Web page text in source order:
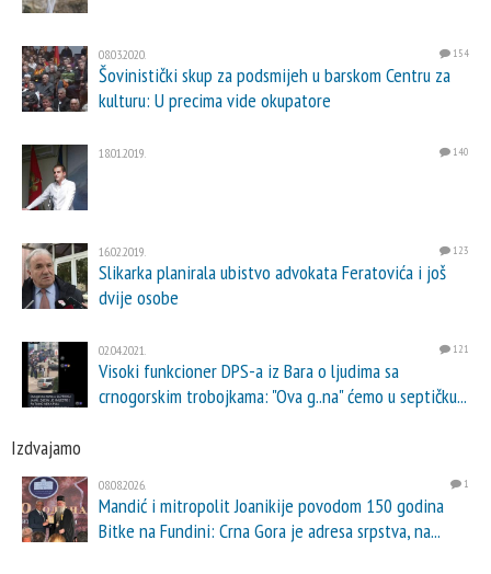
08.03.2020. 154
Šovinistički skup za podsmijeh u barskom Centru za
kulturu: U precima vide okupatore
18.01.2019. 140
16.02.2019. 123
Slikarka planirala ubistvo advokata Feratovića i još
dvije osobe
02.04.2021. 121
Visoki funkcioner DPS-a iz Bara o ljudima sa
crnogorskim trobojkama: "Ova g..na" ćemo u septičku...
Izdvajamo
08.08.2026. 1
Mandić i mitropolit Joanikije povodom 150 godina
Bitke na Fundini: Crna Gora je adresa srpstva, na...